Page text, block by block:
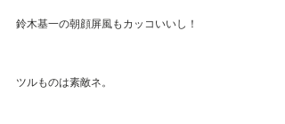
鈴木基一の朝顔屏風もカッコいいし！
ツルものは素敵ネ。